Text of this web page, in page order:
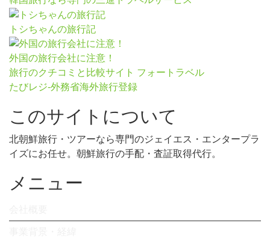
トシちゃんの旅行記
外国の旅行会社に注意！
旅行のクチコミと比較サイト フォートラベル
たびレジ-外務省海外旅行登録
このサイトについて
北朝鮮旅行・ツアーなら専門のジェイエス・エンタープラ
イズにお任せ。朝鮮旅行の手配・査証取得代行。
メニュー